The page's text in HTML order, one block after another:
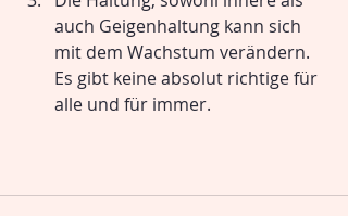
auch Geigenhaltung kann sich
mit dem Wachstum verändern.
Es gibt keine absolut richtige für
alle und für immer.